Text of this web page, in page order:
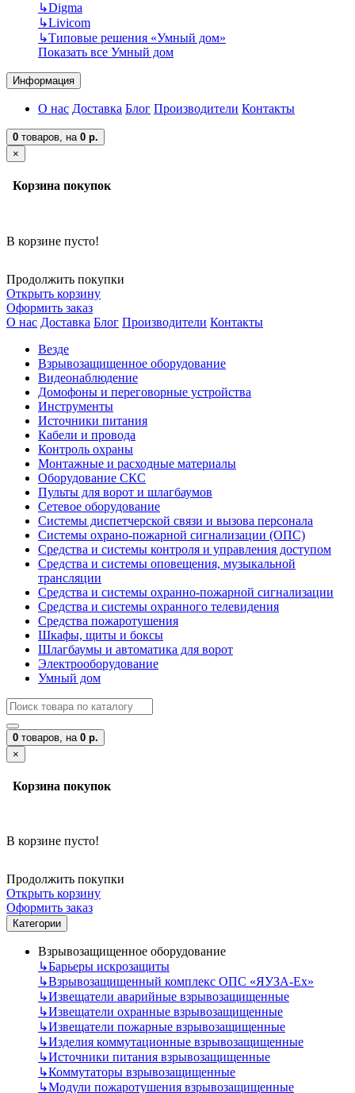
↳Digma
↳Livicom
↳Типовые решения «Умный дом»
Показать все Умный дом
Информация
О нас Доставка Блог Производители Контакты
0 товаров, на 0 р.
×
Корзина покупок
В корзине пусто!
Продолжить покупки
Открыть корзину
Оформить заказ
О нас Доставка Блог Производители Контакты
Везде
Взрывозащищенное оборудование
Видеонаблюдение
Домофоны и переговорные устройства
Инструменты
Источники питания
Кабели и провода
Контроль охраны
Монтажные и расходные материалы
Оборудование СКС
Пульты для ворот и шлагбаумов
Сетевое оборудование
Системы диспетчерской связи и вызова персонала
Системы охрано-пожарной сигнализации (ОПС)
Средства и системы контроля и управления доступом
Средства и системы оповещения, музыкальной
трансляции
Средства и системы охранно-пожарной сигнализации
Средства и системы охранного телевидения
Средства пожаротушения
Шкафы, щиты и боксы
Шлагбаумы и автоматика для ворот
Электрооборудование
Умный дом
0 товаров, на 0 р.
×
Корзина покупок
В корзине пусто!
Продолжить покупки
Открыть корзину
Оформить заказ
Категории
Взрывозащищенное оборудование
↳Барьеры искрозащиты
↳Взрывозащищенный комплекс ОПС «ЯУЗА-Ех»
↳Извещатели аварийные взрывозащищенные
↳Извещатели охранные взрывозащищенные
↳Извещатели пожарные взрывозащищенные
↳Изделия коммутационные взрывозащищенные
↳Источники питания взрывозащищенные
↳Коммутаторы взрывозащищенные
↳Модули пожаротушения взрывозащищенные